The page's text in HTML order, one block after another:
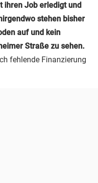
ihren Job erledigt und
stehen bisher
auf und kein
Straße zu sehen.
fehlende Finanzierung